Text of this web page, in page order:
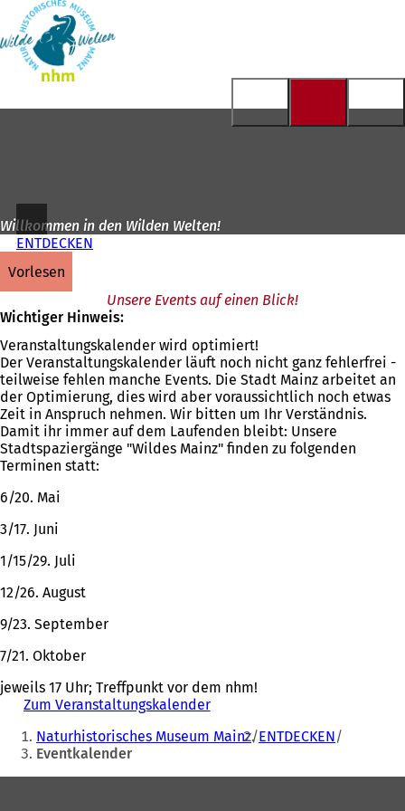
Inhalt anspringen
Startseite
Willkommen in den Wilden Welten!
ENTDECKEN
vorlesen
Unsere Events auf einen Blick!
Wichtiger Hinweis:
Veranstaltungskalender wird optimiert!
Der Veranstaltungskalender läuft noch nicht ganz fehlerfrei -
teilweise fehlen manche Events. Die Stadt Mainz arbeitet an
der Optimierung, dies wird aber voraussichtlich noch etwas
Zeit in Anspruch nehmen. Wir bitten um Ihr Verständnis.
Damit ihr immer auf dem Laufenden bleibt: Unsere
Stadtspaziergänge "Wildes Mainz" finden zu folgenden
Terminen statt:
6/20. Mai
3/17. Juni
1/15/29. Juli
12/26. August
9/23. September
7/21. Oktober
jeweils 17 Uhr; Treffpunkt vor dem nhm!
Zum Veranstaltungskalender(
f
n
Sie
befinden
sich
Naturhistorisches Museum Mainz ENTDECKEN
Eventkalender